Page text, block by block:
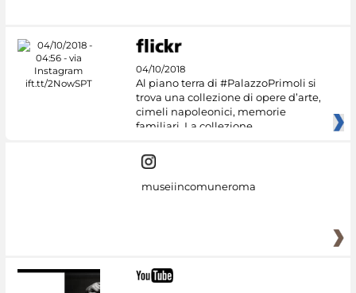
04/10/2018
Al piano terra di #PalazzoPrimoli si
trova una collezione di opere d’arte,
cimeli napoleonici, memorie
familiari. La collezione
museiincomuneroma